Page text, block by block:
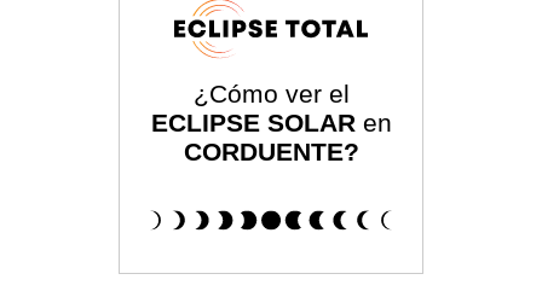
¿Cómo ver el
ECLIPSE SOLAR en
CORDUENTE?